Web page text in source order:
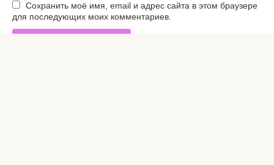
Сохранить моё имя, email и адрес сайта в этом браузере
для последующих моих комментариев.